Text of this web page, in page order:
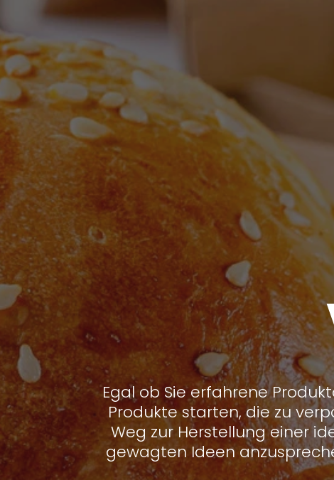
Egal ob Sie erfahrene
Produkte starten, die zu
Weg zur Herstellung einer
gewagten Ideen